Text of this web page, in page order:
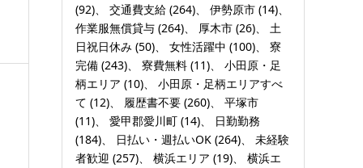
(92)
交通費支給 (264) 伊勢原市 (14)
作業服無償貸与 (264) 厚木市 (26)
土
日祝日休み (50) 女性活躍中 (100)
寮
完備 (243) 寮費無料 (11)
小田原・足
柄エリア (10)
小田原・足柄エリアすべ
て (12) 履歴書不要 (260)
平塚市
(11)
愛甲郡愛川町 (14)
日勤勤務
(184)
日払い・週払いOK (264)
未経験
者歓迎 (257) 横浜エリア (19)
横浜エ